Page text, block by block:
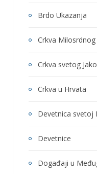
Brdo Ukazanja
Crkva
Crkva svetog
Crkva u Hrvata
Devetnica svetoj
Devetnice
Događaji u